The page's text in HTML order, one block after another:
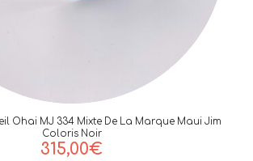
Ohai MJ 334 Mixte De La Marque Maui Jim
Coloris Noir
315,00€